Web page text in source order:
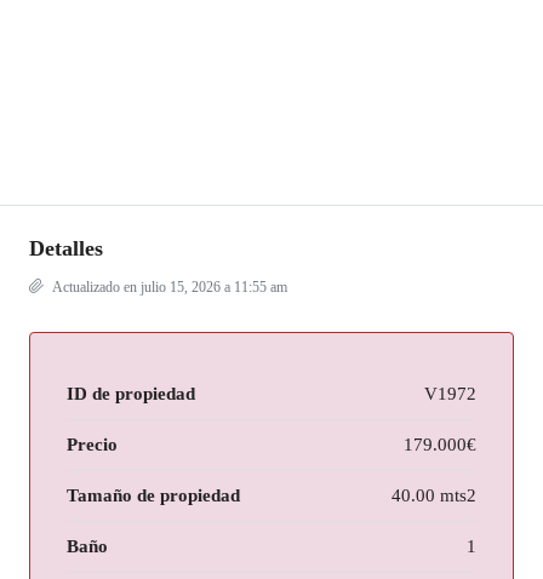
Detalles
Actualizado en julio 15, 2026 a 11:55 am
ID de propiedad V1972
Precio 179.000€
Tamaño de propiedad 40.00 mts2
Baño 1